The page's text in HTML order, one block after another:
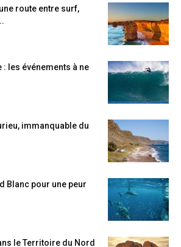
route entre surf,
les événements à ne
immanquable du
Blanc pour une peur
le Territoire du Nord